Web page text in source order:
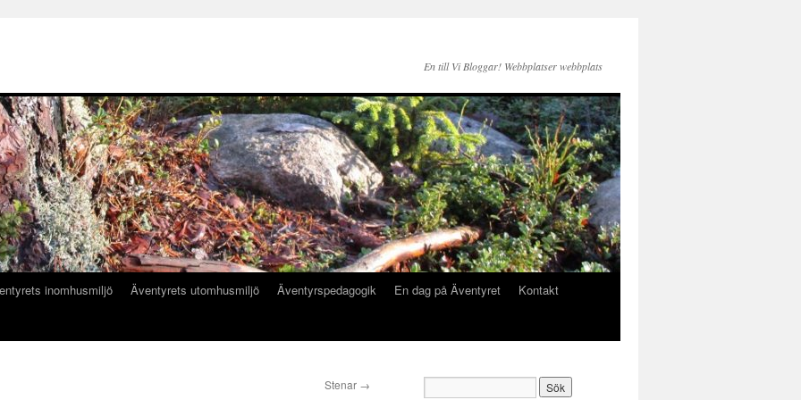
En till Vi Bloggar! Webbplatser webbplats
inomhusmiljö Äventyrets utomhusmiljö Äventyrspedagogik En dag på Äventyret
Kontakt
Stenar →